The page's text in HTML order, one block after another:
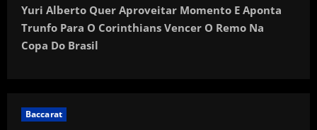
Yuri Alberto Quer Aproveitar Momento E Aponta
Trunfo Para O Corinthians Vencer O Remo Na
Copa Do Brasil
Baccarat